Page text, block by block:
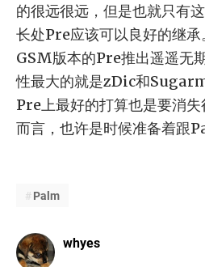
的很远很远，但是也就只有
长处Pre应该可以良好的继承
GSM版本的Pre推出遥遥无
性最大的就是zDic和
Pre上最好的打算也是要消
而言，也许是时候准备着跟
Palm
whyes